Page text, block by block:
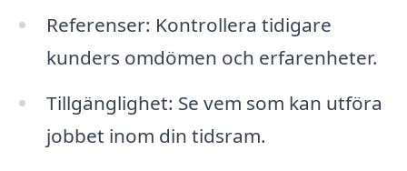
Referenser: Kontrollera tidigare
kunders omdömen och erfarenheter.
Tillgänglighet: Se vem som kan utföra
jobbet inom din tidsram.